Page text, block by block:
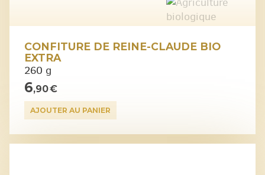
CONFITURE DE REINE-CLAUDE BIO
EXTRA
260 g
6,90 €
AJOUTER AU PANIER